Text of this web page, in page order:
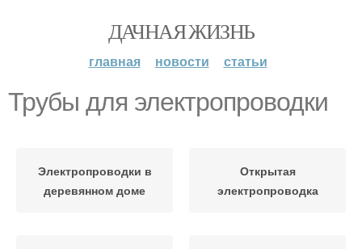
ДАЧНАЯ ЖИЗНЬ
главная новости статьи
Трубы для электропроводки
Электропроводки в
деревянном доме
Открытая
электропроводка